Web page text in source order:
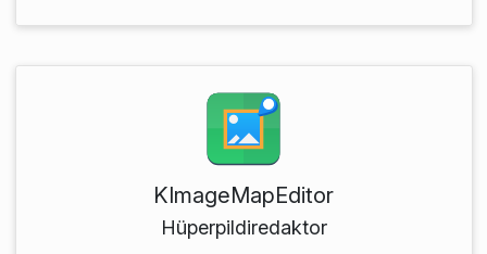
KImageMapEditor
Hüperpildiredaktor